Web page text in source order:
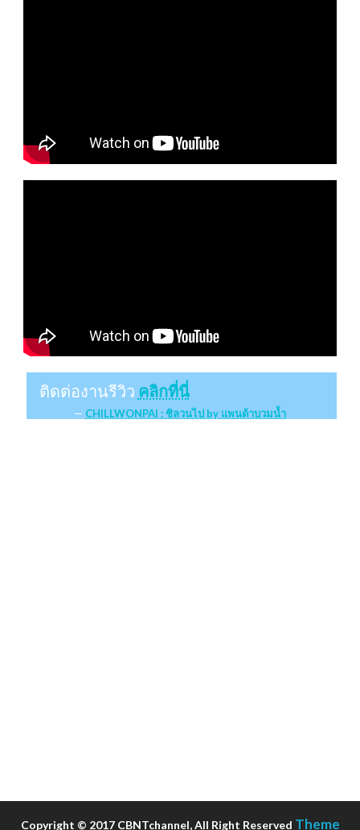
ติดต่องานรีวิว คลิกที่นี่
CHILLWONPAI : ชิลวนไป by แพนด้าบวมน้ำ
Copyright © 2017 CBNTchannel, All Right Reserved Theme